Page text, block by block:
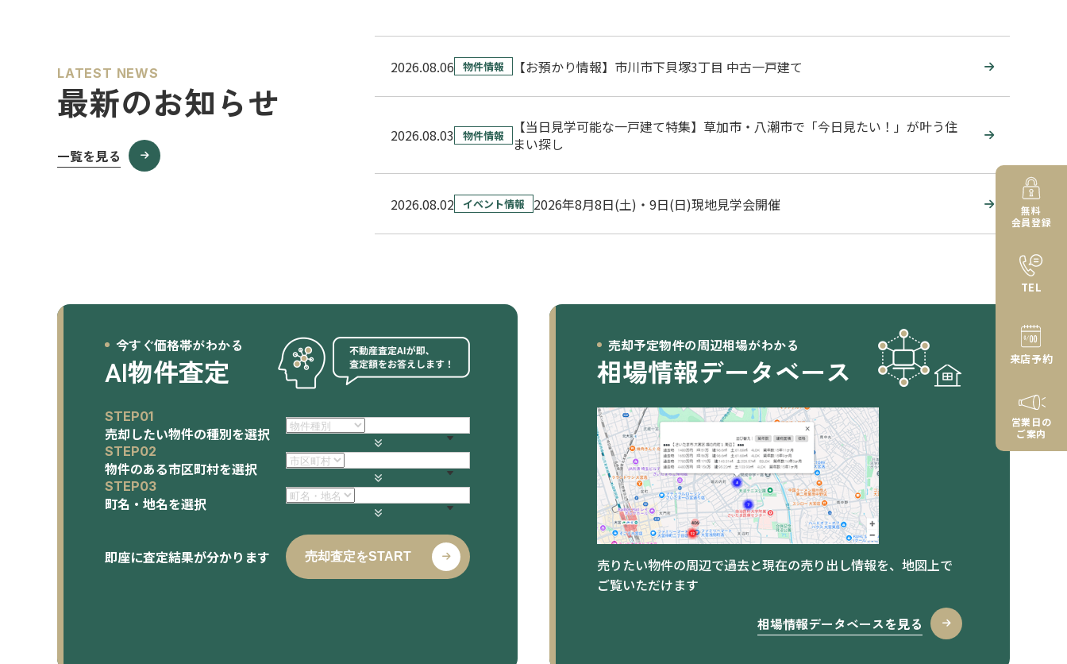
LATEST NEWS
最新のお知らせ
一覧を見る
2026.08.06 物件情報 【お預かり情報】市川市下貝塚3丁目 中古一戸建て
2026.08.03 物件情報
【当日見学可能な一戸建て特集】草加市・八潮市で「今日見たい！」が叶う住
まい探し
2026.08.02 イベント情報 2026年8月8日(土)・9日(日)現地見学会開催
今すぐ価格帯がわかる
AI物件査定
STEP01
売却したい物件の種別を選択
STEP02
物件のある市区町村を選択
STEP03
町名・地名を選択
即座に査定結果が分かります 売却査定をSTART
売却予定物件の周辺相場がわかる
相場情報データベース
売りたい物件の周辺で過去と現在の売り出し情報を、地図上で
ご覧いただけます
相場情報データベースを見る
無料
会員登録
TEL
来店予約
営業日の
ご案内